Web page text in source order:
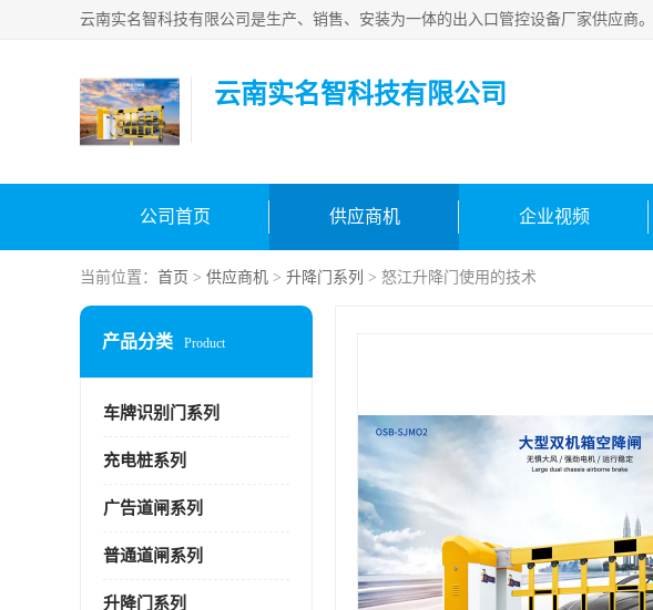
云南实名智科技有限公司
公司首页 供应商机 企业视频
当前位置： 首页 > 供应商机 > 升降门系列 > 怒江升降门使用的技术
产品分类 Product
车牌识别门系列
充电桩系列
广告道闸系列
普通道闸系列
升降门系列